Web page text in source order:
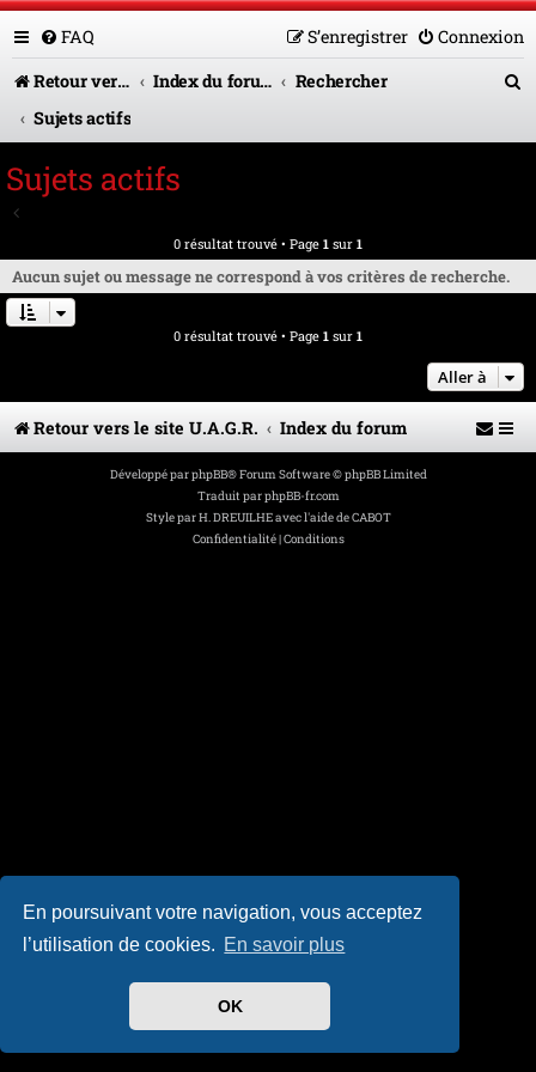
En poursuivant votre navigation, vous acceptez
l’utilisation de cookies. En savoir plus
OK
FAQ Connexion
S’enregistrer
Retour vers le site U.A.G.R.
Index du forum
Rechercher
Sujets actifs
r
Sujets actifs
0 résultat trouvé • Page 1 sur 1
Aucun sujet ou message ne correspond à vos critères de recherche.
0 résultat trouvé • Page 1 sur 1
Aller à
Retour vers le site U.A.G.R. Index du forum
Développé parphpBB® Forum Software © phpBB Limited
Traduit parphpBB-fr.com
Style parH. DREUILHE avec l'aide de CABOT
Confidentialité|Conditions